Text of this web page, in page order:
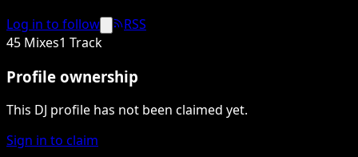
Log in to follow
RSS
45 Mixes1 Track
Profile ownership
This DJ profile has not been claimed yet.
Sign in to claim